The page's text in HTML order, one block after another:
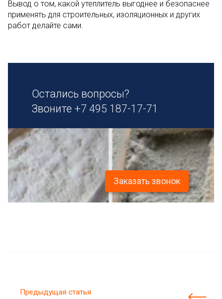
Вывод о том, какой утеплитель выгоднее и безопаснее
применять для строительных, изоляционных и других
работ делайте сами.
Остались вопросы?
Звоните +7 495 187-17-71
Заказать звонок
Предыдущая статья